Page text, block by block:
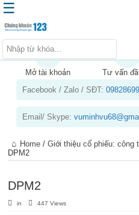
Trang chủ
Kiến thức chứng khoán
Kinh nghiệm đầu tư
Sản phẩm – dịch vụ
Chứng khoán phái sinh
☰
Mở tài khoản Tư vấn
Facebook / Zalo / SĐT:
Email/ Skype:
Home /Giới thiệu cổ phiếu: công
DPM2
DPM2
in 447 Views